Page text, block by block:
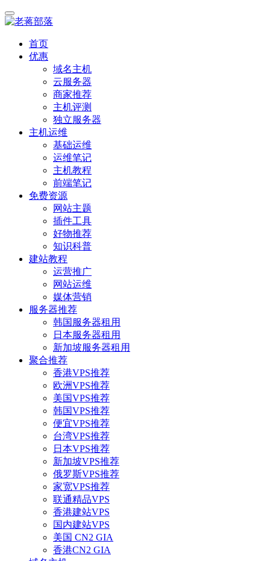
首页
优惠
域名主机
云服务器
商家推荐
主机评测
独立服务器
主机运维
基础运维
运维笔记
主机教程
前端笔记
免费资源
网站主题
插件工具
好物推荐
知识科普
建站教程
运营推广
网站运维
媒体营销
服务器推荐
韩国服务器租用
日本服务器租用
新加坡服务器租用
聚合推荐
香港VPS推荐
欧洲VPS推荐
美国VPS推荐
韩国VPS推荐
便宜VPS推荐
台湾VPS推荐
日本VPS推荐
新加坡VPS推荐
俄罗斯VPS推荐
家宽VPS推荐
联通精品VPS
香港建站VPS
国内建站VPS
美国 CN2 GIA
香港CN2 GIA